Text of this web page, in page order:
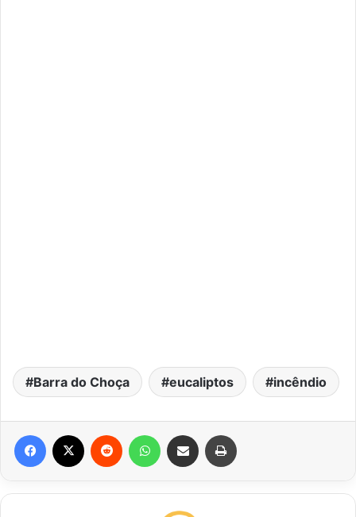
Barra do Choça eucaliptos incêndio
Facebook Reddit WhatsAppCompartilhar via e-mail